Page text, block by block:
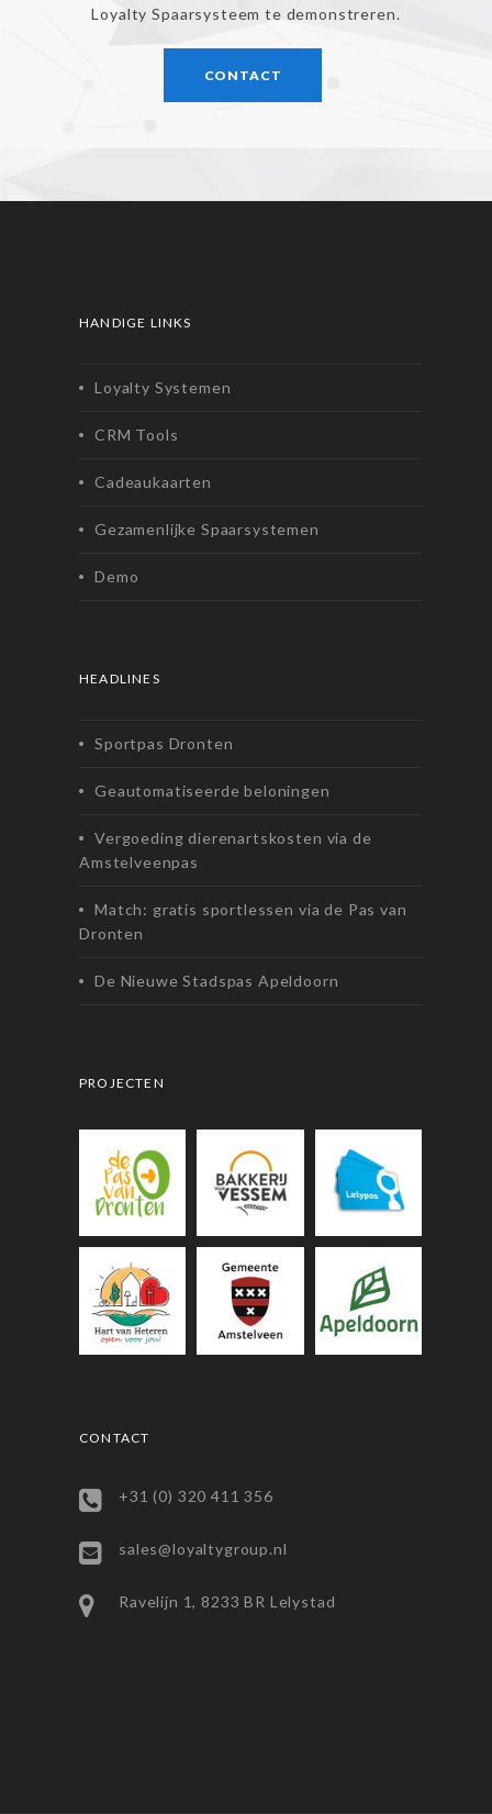
Loyalty Spaarsysteem te demonstreren.
CONTACT
HANDIGE LINKS
Loyalty Systemen
CRM Tools
Cadeaukaarten
Gezamenlijke Spaarsystemen
Demo
HEADLINES
Sportpas Dronten
Geautomatiseerde beloningen
Vergoeding dierenartskosten via de
Amstelveenpas
Match: gratis sportlessen via de Pas van
Dronten
De Nieuwe Stadspas Apeldoorn
PROJECTEN
CONTACT
+31 (0) 320 411 356
sales@loyaltygroup.nl
Ravelijn 1, 8233 BR Lelystad